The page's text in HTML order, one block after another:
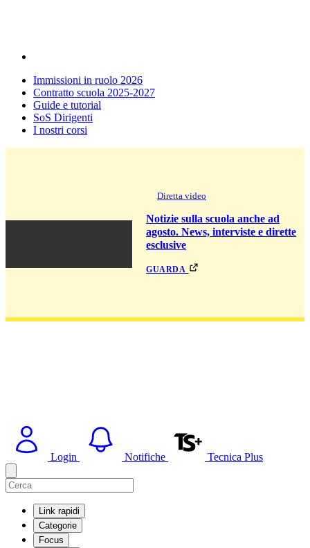
Immissioni in ruolo 2026
Contratto scuola 2025-2027
Guide e tutorial
SoS Dirigenti
I nostri corsi
Diretta video
Notizie sulla scuola anche ad
agosto. News, interviste e dirette
esclusive
guarda
Login Notifiche Tecnica Plus
Link rapidi
Categorie
Focus